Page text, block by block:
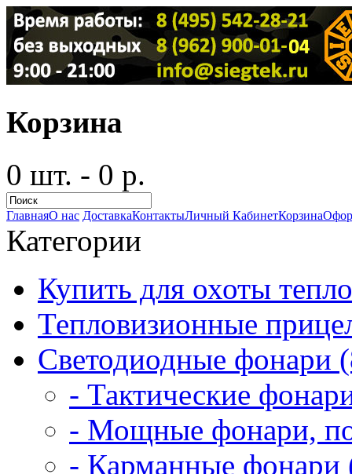
Корзина
0 шт. - 0 р.
ГлавнаяО нас ДоставкаКонтактыЛичный КабинетКорзина
Категории
Купить для охоты
Тепловизионные
Светодиодные фонари
- Тактические
- Мощные фонари,
- Карманные фонари